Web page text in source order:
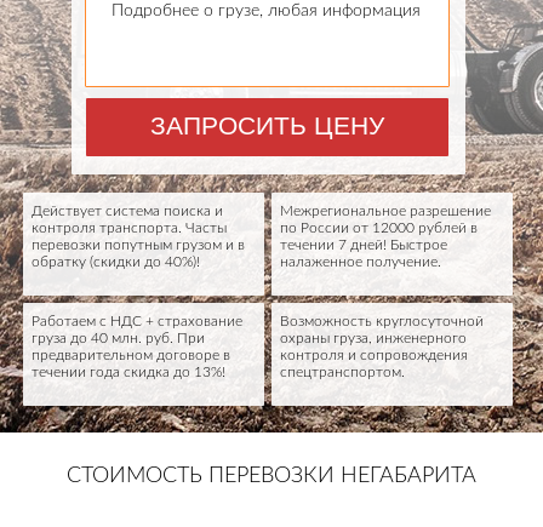
ЗАПРОСИТЬ ЦЕНУ
Подробнее о грузе, любая информация
Межрегиональное разрешение
по России от 12000 рублей в
течении 7 дней! Быстрое
налаженное получение.
Действует система поиска и
контроля транспорта. Часты
перевозки попутным грузом и в
обратку (скидки до 40%)!
Возможность круглосуточной
охраны груза, инженерного
контроля и сопровождения
спецтранспортом.
Работаем с НДС + страхование
груза до 40 млн. руб. При
предварительном договоре в
течении года скидка до 13%!
СТОИМОСТЬ ПЕРЕВОЗКИ НЕГАБАРИТА